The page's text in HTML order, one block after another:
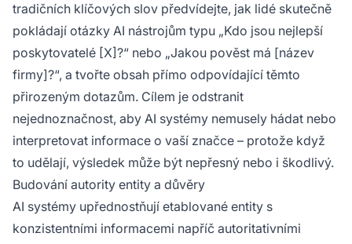
tradičních klíčových slov předvídejte, jak lidé skutečně
pokládají otázky AI nástrojům typu „Kdo jsou nejlepší
poskytovatelé [X]?“ nebo „Jakou pověst má [název
firmy]?“, a tvořte obsah přímo odpovídající těmto
přirozeným dotazům. Cílem je odstranit
nejednoznačnost, aby AI systémy nemusely hádat nebo
interpretovat informace o vaší značce – protože když
to udělají, výsledek může být nepřesný nebo i škodlivý.
Budování autority entity a důvěry
AI systémy upřednostňují etablované entity s
konzistentními informacemi napříč autoritativními